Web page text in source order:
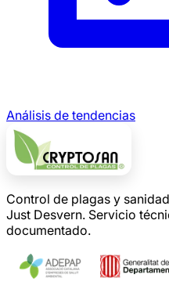
Análisis de tendencias
Control de plagas y
Just Desvern. Servicio
documentado.